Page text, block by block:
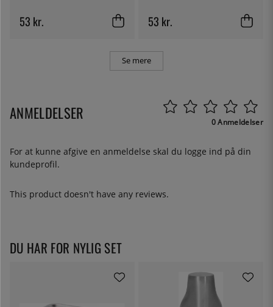
53 kr. 53 kr.
Se mere
ANMELDELSER 0 Anmeldelser
For at kunne afgive en anmeldelse skal du logge ind på din
kundeprofil.
This product doesn't have any reviews.
DU HAR FOR NYLIG SET